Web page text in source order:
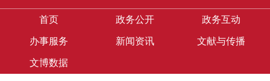
首页 政务公开 政务互动
办事服务 新闻资讯 文献与传播
文博数据